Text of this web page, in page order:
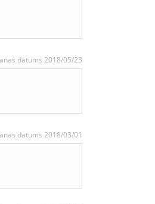
datums 2018/05/23
datums 2018/03/01